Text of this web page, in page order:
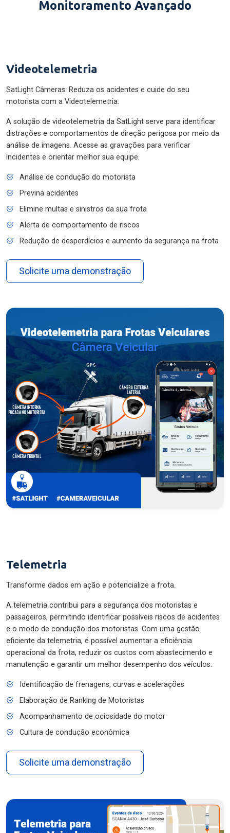
Monitoramento Avançado
Videotelemetria
SatLight Câmeras: Reduza os acidentes e cuide do seu
motorista com a Videotelemetria.
A solução de videotelemetria da SatLight serve para identificar
distrações e comportamentos de direção perigosa por meio da
análise de imagens. Acesse as gravações para verificar
incidentes e orientar melhor sua equipe.
Análise de condução do motorista
Previna acidentes
Elimine multas e sinistros da sua frota
Alerta de comportamento de riscos
Redução de desperdícios e aumento da segurança na frota
Solicite uma demonstração
Telemetria
Transforme dados em ação e potencialize a frota.
A telemetria contribui para a segurança dos motoristas e
passageiros, permitindo identificar possíveis riscos de acidentes
e o modo de condução dos motoristas. Com uma gestão
eficiente da telemetria, é possível aumentar a eficiência
operacional da frota, reduzir os custos com abastecimento e
manutenção e garantir um melhor desempenho dos veículos.
Identificação de frenagens, curvas e acelerações
Elaboração de Ranking de Motoristas
Acompanhamento de ociosidade do motor
Cultura de condução econômica
Solicite uma demonstração